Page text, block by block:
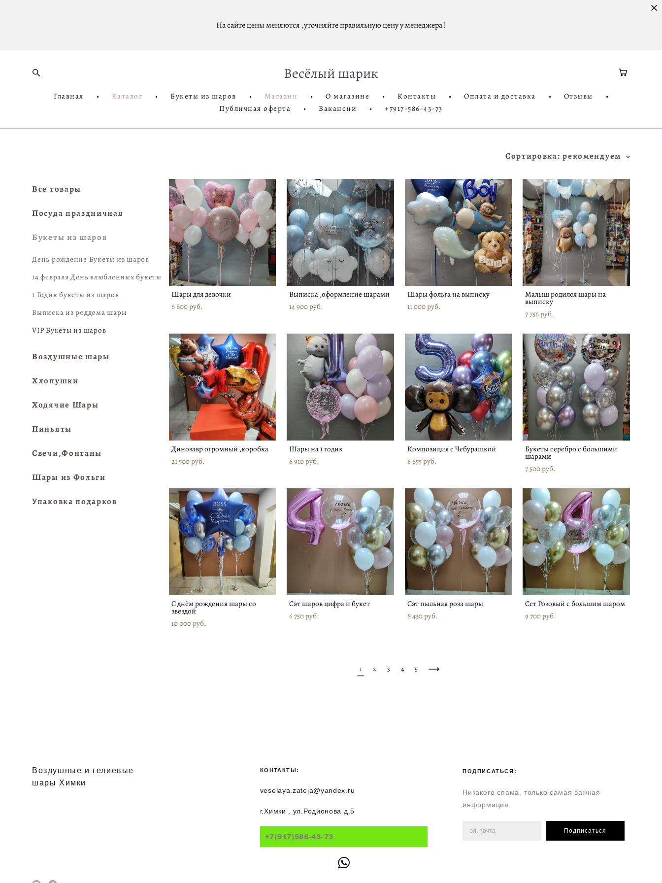
На сайте цены меняются ,уточняйте правильную цену у менеджера !
Весёлый шарик
Главная • Каталог • Букеты из шаров • Магазин • О магазине • Контакты • Оплата и доставка • Отзывы
•
Публичная оферта
• Вакансии • +7917-586-43-73
Все товары
Посуда праздничная
Букеты из шаров
День рождение Букеты из шаров
14 февраля День влюбленных букеты
1 Годик букеты из шаров
Выписка из роддома шары
VIP Букеты из шаров
Воздушные шары
Хлопушки
Ходячие Шары
Пиньяты
Свечи,Фонтаны
Шары из Фольги
Упаковка подарков
Сортировка: рекомендуем
Шары для девочки
6 800 pуб.
Выписка ,оформление шарами
14 900 pуб.
Шары фольга на выписку
11 000 pуб.
Малыш родился шары на
выписку
7 756 pуб.
Динозавр огромный ,коробка
21 500 pуб.
Шары на 1 годик
6 910 pуб.
Композиция с Чебурашкой
6 655 pуб.
Букеты серебро с большими
шарами
7 500 pуб.
С днём рождения шары со
звездой
10 000 pуб.
Сэт шаров цифра и букет
6 750 pуб.
Сэт пыльная роза шары
8 430 pуб.
Сет Розовый с большим шаром
9 700 pуб.
1 2 3 4 5
Воздушные и гелиевые
шары Химки
КОНТАКТЫ:
veselaya.zateja@yandex.ru
г.Химки , ул.Родионова д.5
+7(917)586-43-73
ПОДПИСАТЬСЯ:
Никакого спама, только самая важная
информация.
Подписаться